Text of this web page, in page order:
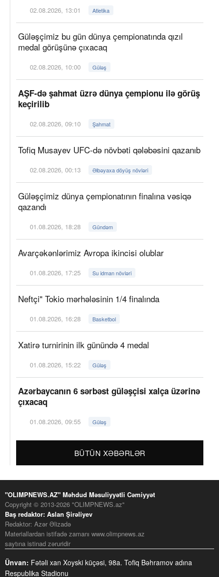
02.08.2026, 13:01 Atletika
Güləşçimiz bu gün dünya çempionatında qızıl
medal görüşünə çıxacaq
02.08.2026, 10:00 Güləş
AŞF-də şahmat üzrə dünya çempionu ilə görüş
keçirilib
02.08.2026, 09:10 Şahmat
Tofiq Musayev UFC-də növbəti qələbəsini qazanıb
02.08.2026, 00:13 Əlbəyaxa döyüş növləri
Güləşçimiz dünya çempionatının finalına vəsiqə
qazandı
01.08.2026, 18:28 Gündəm
Avarçəkənlərimiz Avropa ikincisi olublar
01.08.2026, 17:25 Su idman növləri
Neftçi" Tokio mərhələsinin 1/4 finalında
01.08.2026, 16:28 Basketbol
Xatirə turnirinin ilk günündə 4 medal
01.08.2026, 15:22 Güləş
Azərbaycanın 6 sərbəst güləşçisi xalça üzərinə
çıxacaq
01.08.2026, 09:55 Güləş
BÜTÜN XƏBƏRLƏR
"OLIMPNEWS.AZ" Məhdud Məsuliyyətli Cəmiyyət
Copyright © 2013-2026 "OLIMPNEWS.az"
Baş redaktor: Aslan Şirəliyev
Redaktor: Azər Əlizadə
Materiallardan istifadə zamanı www.olimpnews.az
saytına istinad zəruridir
Ünvan: Fətəli xan Xoyski küçəsi, 98a. Tofiq Bəhramov adına
Respublika Stadionu